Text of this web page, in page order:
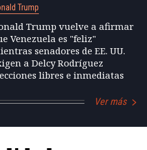
Trump
Trump vuelve a afirmar
Venezuela es "feliz"
senadores de EE. UU.
a Delcy Rodríguez
libres e inmediatas
Ver más